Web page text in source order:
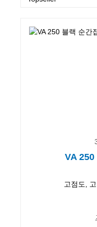
VA 250
고점도,